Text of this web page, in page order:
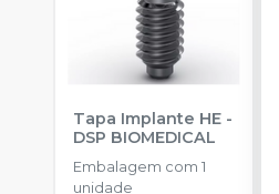
Tapa Implante HE -
DSP BIOMEDICAL
Embalagem com 1
unidade